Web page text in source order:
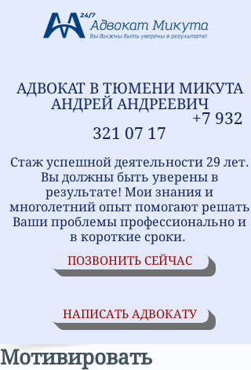
АДВОКАТ В ТЮМЕНИ МИКУТА
АНДРЕЙ АНДРЕЕВИЧ
+7 932
321 07 17
Стаж успешной деятельности 29 лет.
Вы должны быть уверены в
результате! Мои знания и
многолетний опыт помогают решать
Ваши проблемы профессионально и
в короткие сроки.
ПОЗВОНИТЬ СЕЙЧАС
НАПИСАТЬ АДВОКАТУ
Мотивировать